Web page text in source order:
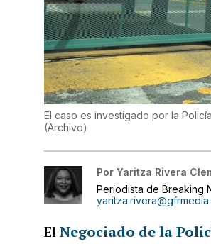
El caso es investigado por la Policía.
(Archivo)
Por Yaritza Rivera
Periodista de Breaking
ElNegociado de la